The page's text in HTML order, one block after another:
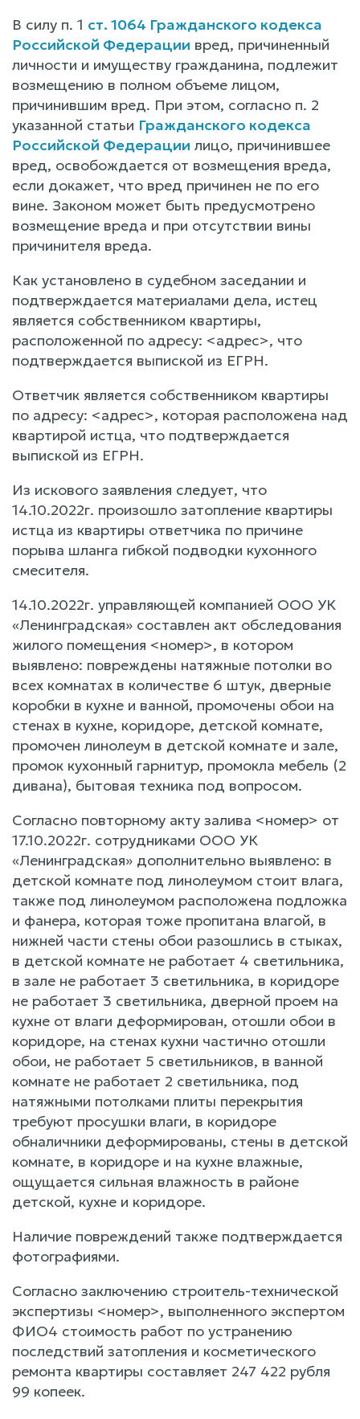
В силу п. 1 ст. 1064 Гражданского кодекса
Российской Федерации вред, причиненный
личности и имуществу гражданина, подлежит
возмещению в полном объеме лицом,
причинившим вред. При этом, согласно п. 2
указанной статьи Гражданского кодекса
Российской Федерации лицо, причинившее
вред, освобождается от возмещения вреда,
если докажет, что вред причинен не по его
вине. Законом может быть предусмотрено
возмещение вреда и при отсутствии вины
причинителя вреда.
Как установлено в судебном заседании и
подтверждается материалами дела, истец
является собственником квартиры,
расположенной по адресу: <адрес>, что
подтверждается выпиской из ЕГРН.
Ответчик является собственником квартиры
по адресу: <адрес>, которая расположена над
квартирой истца, что подтверждается
выпиской из ЕГРН.
Из искового заявления следует, что
14.10.2022г. произошло затопление квартиры
истца из квартиры ответчика по причине
порыва шланга гибкой подводки кухонного
смесителя.
14.10.2022г. управляющей компанией ООО УК
«Ленинградская» составлен акт обследования
жилого помещения <номер>, в котором
выявлено: повреждены натяжные потолки во
всех комнатах в количестве 6 штук, дверные
коробки в кухне и ванной, промочены обои на
стенах в кухне, коридоре, детской комнате,
промочен линолеум в детской комнате и зале,
промок кухонный гарнитур, промокла мебель (2
дивана), бытовая техника под вопросом.
Согласно повторному акту залива <номер> от
17.10.2022г. сотрудниками ООО УК
«Ленинградская» дополнительно выявлено: в
детской комнате под линолеумом стоит влага,
также под линолеумом расположена подложка
и фанера, которая тоже пропитана влагой, в
нижней части стены обои разошлись в стыках,
в детской комнате не работает 4 светильника,
в зале не работает 3 светильника, в коридоре
не работает 3 светильника, дверной проем на
кухне от влаги деформирован, отошли обои в
коридоре, на стенах кухни частично отошли
обои, не работает 5 светильников, в ванной
комнате не работает 2 светильника, под
натяжными потолками плиты перекрытия
требуют просушки влаги, в коридоре
обналичники деформированы, стены в детской
комнате, в коридоре и на кухне влажные,
ощущается сильная влажность в районе
детской, кухне и коридоре.
Наличие повреждений также подтверждается
фотографиями.
Согласно заключению строитель-технической
экспертизы <номер>, выполненного экспертом
ФИО4 стоимость работ по устранению
последствий затопления и косметического
ремонта квартиры составляет 247 422 рубля
99 копеек.